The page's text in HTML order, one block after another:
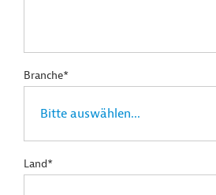
Branche*
Land*